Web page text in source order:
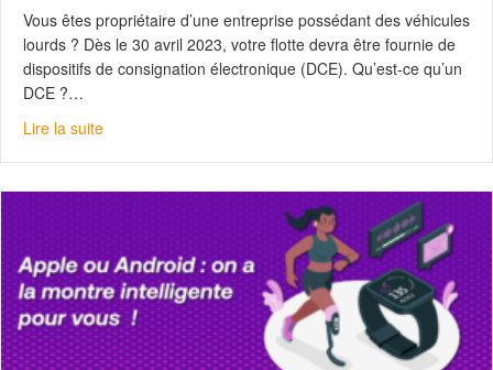
Vous êtes propriétaire d’une entreprise possédant des véhicules
lourds ? Dès le 30 avril 2023, votre flotte devra être fournie de
dispositifs de consignation électronique (DCE). Qu’est-ce qu’un
DCE ?…
Lire la suiteabout L’installation de DCE pour votre flotte de